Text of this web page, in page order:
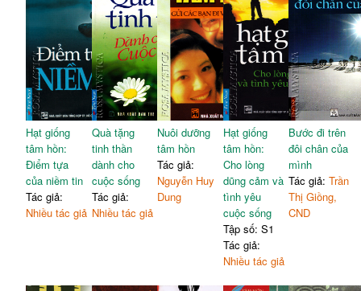
Hạt giống
tâm hồn:
Điểm tựa
của niềm tin
Tác giả:
Nhiều tác giả
Quà tặng
tinh thần
dành cho
cuộc sống
Tác giả:
Nhiều tác giả
Nuôi dưỡng
tâm hồn
Tác giả:
Nguyễn Huy
Dung
Hạt giống
tâm hồn:
Cho lòng
dũng cảm và
tình yêu
cuộc sống
Tập số: S1
Tác giả:
Nhiều tác giả
Bước đi trên
đôi chân của
mình
Tác giả:Trần
Thị Giồng,
CND